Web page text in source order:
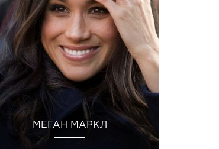
МЕГАН МАРКЛ